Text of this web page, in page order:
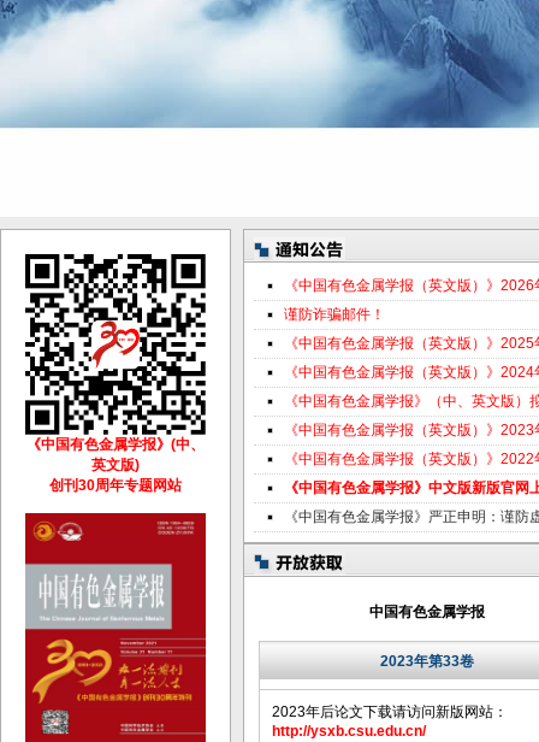
《中国有色金属学报（英文版）》
谨防诈骗邮件！
《中国有色金属学报（英文版）》
《中国有色金属学报（英文版）》
《中国有色金属学报》（中、英文版
《中国有色金属学报（英文版）》
《中国有色金属学报（英文版）》
《中国有色金属学报》中文版新版官网
《中国有色金属学报》严正申明：谨防
中国有色金属学报
2023年第33卷
2023年后论文下载请访问新版网站：
http://ysxb.csu.edu.cn/
《中国有色金属学报》(中、
英文版)
创刊30周年专题网站